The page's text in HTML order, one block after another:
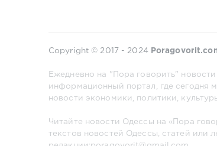
Copyright © 2017 - 2024
Ежедневно на "Пора говорить"
информационный портал, где сегодня
новости экономики, политики,
Читайте новости Одессы на «Пора
текстов новостей Одессы, статей или